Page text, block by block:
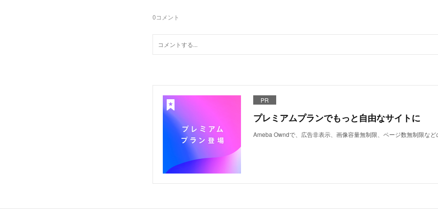
0コメント
PR
プレミアムプランでもっと自由なサイトに
Ameba Owndで、広告非表示、画像容量無制限、ページ数無制限など